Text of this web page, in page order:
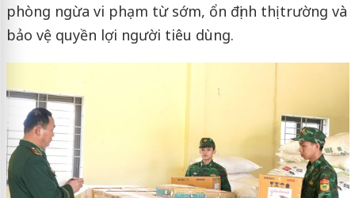
phòng ngừa vi phạm từ sớm, ổn định thị trường và
bảo vệ quyền lợi người tiêu dùng.